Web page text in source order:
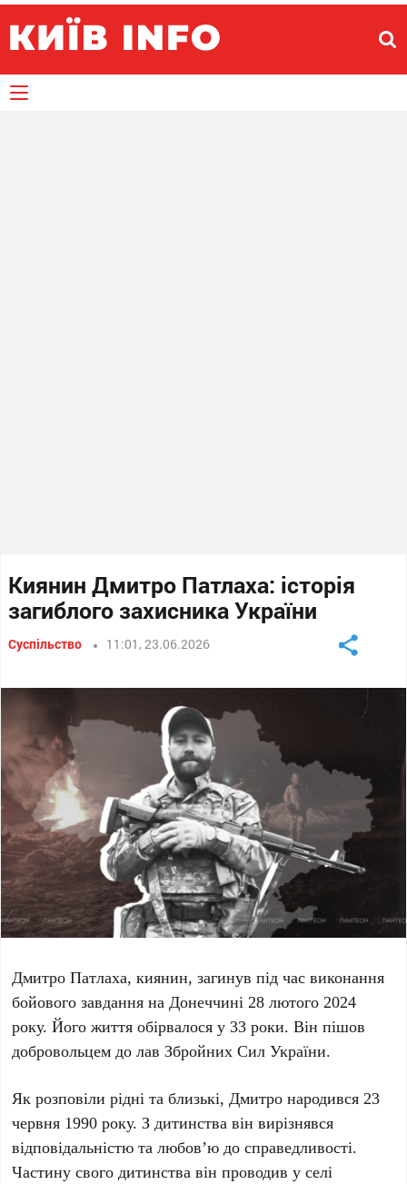
Киянин Дмитро Патлаха: історія
загиблого захисника України
Суспільство 11:01, 23.06.2026
Дмитро Патлаха, киянин, загинув під час виконання
бойового завдання на Донеччині28 лютого 2024
року. Його життя обірвалося у33 роки. Він пішов
добровольцем до лав Збройних Сил України.
Як розповіли рідні та близькі, Дмитро народився23
червня 1990 року. З дитинства він вирізнявся
відповідальністю та любов’ю до справедливості.
Частину свого дитинства він проводив у селі